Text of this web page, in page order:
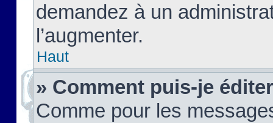
demandez à un
l’augmenter.
Haut
» Comment puis-je
Comme pour les